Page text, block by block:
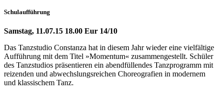
Schulaufführung
Samstag, 11.07.15 18.00 Eur 14/10
Das Tanzstudio Constanza hat in diesem Jahr wieder eine vielfältige
Aufführung mit dem Titel »Momentum« zusammengestellt. Schüler
des Tanzstudios präsentieren ein abendfüllendes Tanzprogramm mit
reizenden und abwechslungsreichen Choreografien in modernem
und klassischem Tanz.